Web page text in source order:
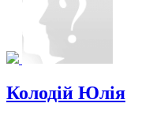
Колодій Юлія